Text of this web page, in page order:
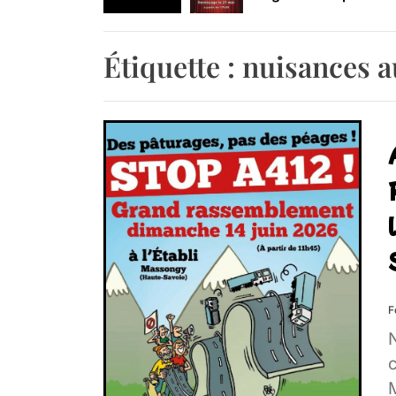
Retrouvez-nous au
Étiquette : nuisances